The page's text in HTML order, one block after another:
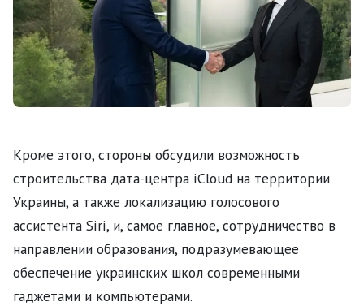
Кроме этого, стороны обсудили возможность
строительства дата-центра iCloud на территории
Украины, а также локализацию голосового
ассистента Siri, и, самое главное, сотрудничество в
направлении образования, подразумевающее
обеспечение украинских школ современными
гаджетами и компьютерами.